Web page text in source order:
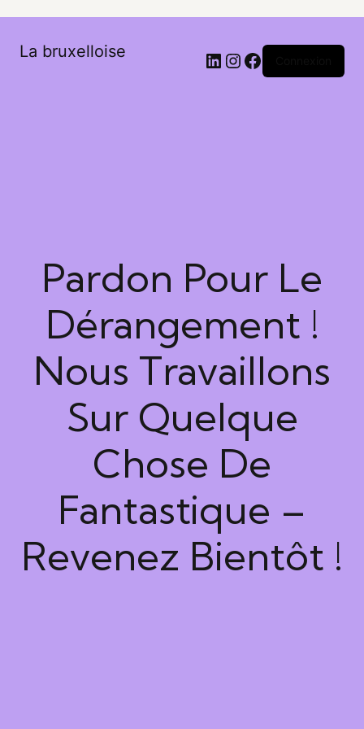
La bruxelloise
Pardon Pour Le
Dérangement !
Nous Travaillons
Sur Quelque
Chose De
Fantastique –
Revenez Bientôt !